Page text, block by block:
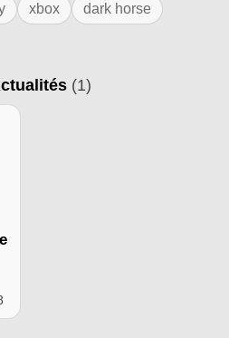
xbox
dark horse
(1)